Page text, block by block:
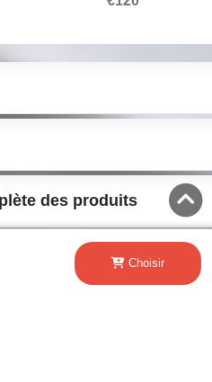
Choisir
des produits
desktop